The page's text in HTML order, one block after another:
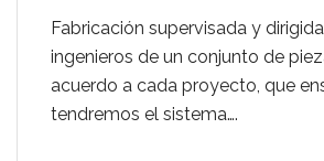
Fabricación supervisada y
ingenieros de un conjunto de
acuerdo a cada proyecto, que
tendremos el sistema….